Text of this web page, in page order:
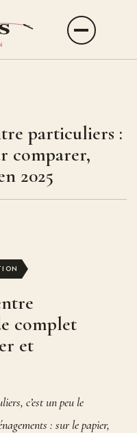
Ouvrir
le
particuliers :
comparer,
2025
complet
et
c’est un peu le
: sur le papier,